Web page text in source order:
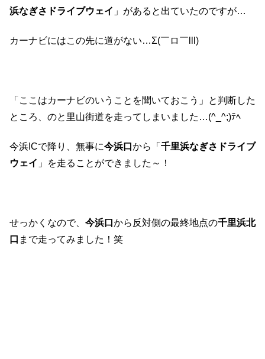
浜なぎさドライブウェイ 」があると出ていたのですが…
カーナビにはこの先に道がない…Σ(￣ロ￣lll)
「ここはカーナビのいうことを聞いておこう」と判断した
ところ、のと里山街道を走ってしまいました…(^_^;)ﾃﾍ
今浜ICで降り、無事に今浜口 から「 千里浜なぎさドライブ
ウェイ 」を走ることができました～！
せっかくなので、 今浜口 から反対側の最終地点の千里浜北
口 まで走ってみました！笑